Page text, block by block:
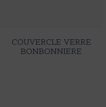
COUVERCLE VERRE
BONBONNIERE